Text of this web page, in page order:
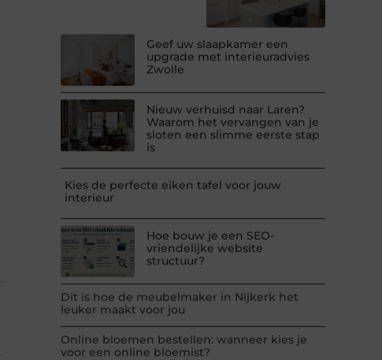
Geef uw slaapkamer een
upgrade met interieuradvies
Zwolle
Nieuw verhuisd naar Laren?
Waarom het vervangen van je
sloten een slimme eerste stap
is
Kies de perfecte eiken tafel voor jouw
interieur
Hoe bouw je een SEO-
vriendelijke website
structuur?
Dit is hoe de meubelmaker in Nijkerk het
leuker maakt voor jou
Online bloemen bestellen: wanneer kies je
voor een online bloemist?